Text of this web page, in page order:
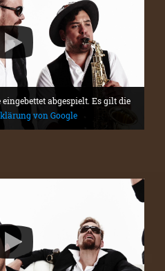
abgespielt. Es gilt die
von Google